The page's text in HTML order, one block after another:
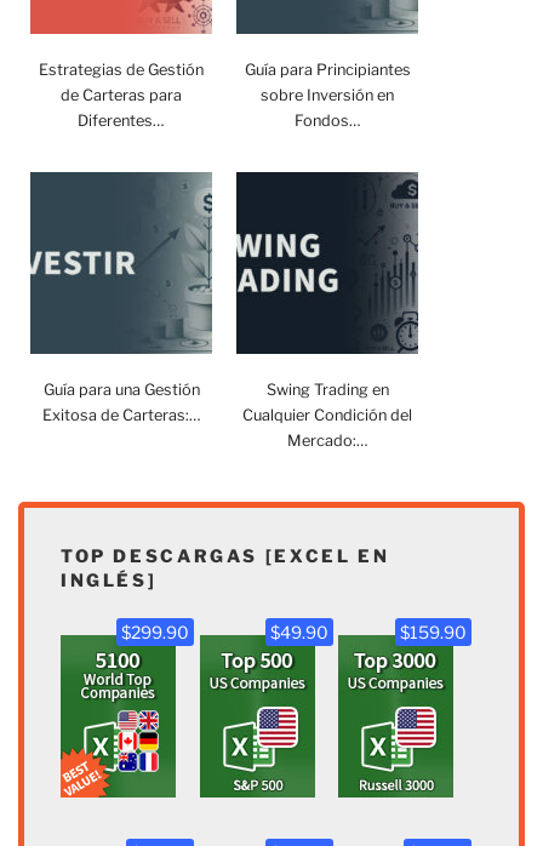
Estrategias de Gestión
de Carteras para
Diferentes…
Guía para Principiantes
sobre Inversión en
Fondos…
Guía para una Gestión
Exitosa de Carteras:…
Swing Trading en
Cualquier Condición del
Mercado:…
TOP DESCARGAS [EXCEL EN
INGLÉS]
$299.90 $49.90 $159.90